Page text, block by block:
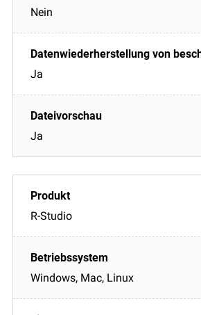
Nein
Ja
Ja
R-Studio
Windows, Mac, Linux